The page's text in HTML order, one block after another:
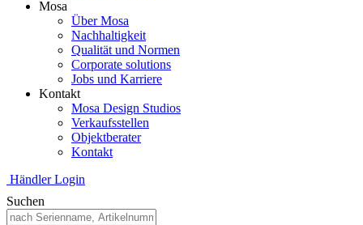
Mosa
Über Mosa
Nachhaltigkeit
Qualität und Normen
Corporate solutions
Jobs und Karriere
Kontakt
Mosa Design Studios
Verkaufsstellen
Objektberater
Kontakt
Händler Login
Suchen